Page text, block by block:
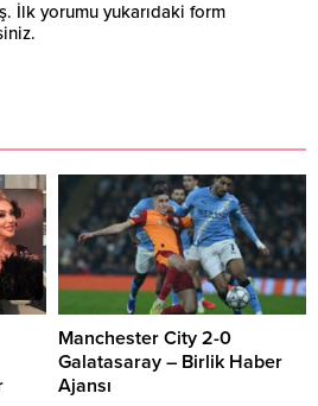
İlk yorumu yukarıdaki form
Manchester City 2-0
Galatasaray – Birlik Haber
Ajansı